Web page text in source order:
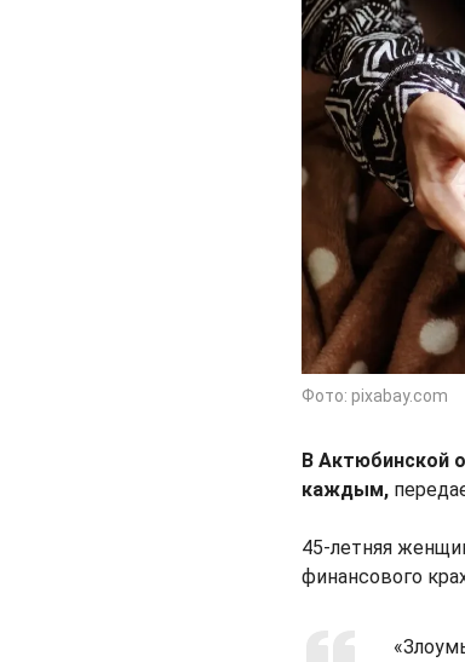
Фото: pixabay.com
В Актюбинской
каждым,
45-летняя
финансового